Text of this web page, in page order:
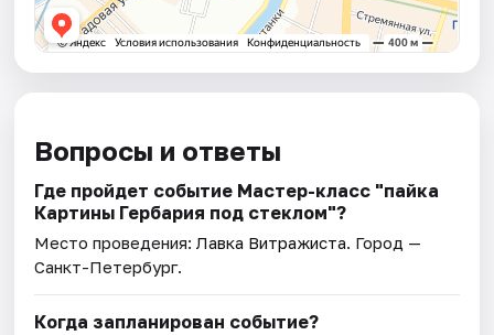
Вопросы и ответы
Где пройдет событие Мастер-класс "пайка
Картины Гербария под стеклом"?
Место проведения:Лавка Витражиста. Город —
Санкт-Петербург.
Когда запланирован событие?